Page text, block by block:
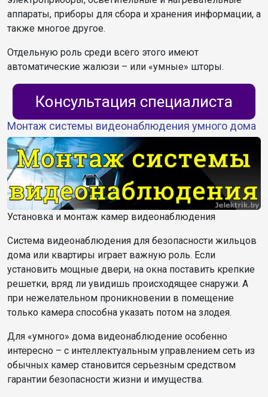
аппараты, приборы для сбора и хранения информации, а
также многое другое.
Отдельную роль среди всего этого имеют
автоматические жалюзи – или «умные» шторы.
Консультация специалиста
Монтаж системы видеонаблюдения умного дома
Установка и монтаж камер видеонаблюдения
Система видеонаблюдения для безопасности жильцов
дома или квартиры играет важную роль. Если
установить мощные двери, на окна поставить крепкие
решетки, вряд ли увидишь происходящее снаружи. А
при нежелательном проникновении в помещение
только камера способна указать потом на злодея.
Для «умного» дома видеонаблюдение особенно
интересно – с интеллектуальным управлением сеть из
обычных камер становится серьезным средством
гарантии безопасности жизни и имущества.